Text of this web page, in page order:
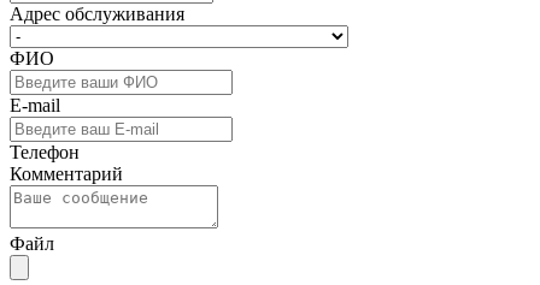
Адрес обслуживания
ФИО
E-mail
Телефон
Комментарий
Файл